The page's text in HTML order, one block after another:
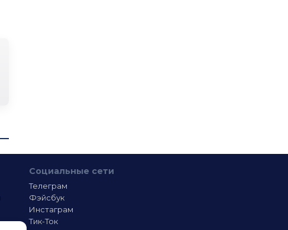
Социальные сети
Телеграм
Фэйсбук
Инстаграм
Тик-Ток